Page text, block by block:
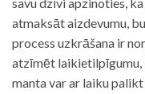
atmaksāt aizdevumu,
process uzkrāšana ir
atzīmēt laikietilpīgumu,
manta var ar laiku